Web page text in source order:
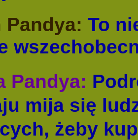
Pandya: To
Pandya:
mija się
żeby